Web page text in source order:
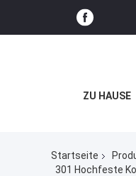
ZU HAUSE
Startseite
301 Hochfeste